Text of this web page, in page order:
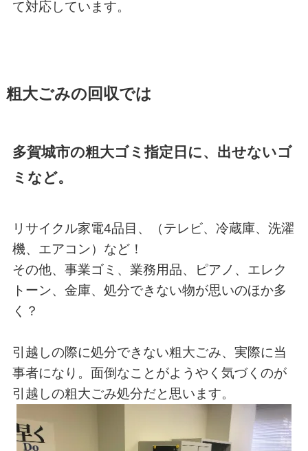
て対応しています。
粗大ごみの回収では
多賀城市の粗大ゴミ指定日に、出せないゴ
ミなど。
リサイクル家電4品目、（テレビ、冷蔵庫、洗濯
機、エアコン）など！
その他、事業ゴミ、業務用品、ピアノ、エレク
トーン、金庫、処分できない物が思いのほか多
く？
引越しの際に処分できない粗大ごみ、実際に当
事者になり。面倒なことがようやく気づくのが
引越しの粗大ごみ処分だと思います。